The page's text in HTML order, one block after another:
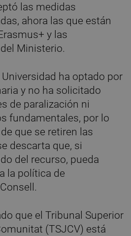
las medidas
ahora las que están
y las
Ministerio.
ha optado por
y no ha solicitado
de paralización ni
fundamentales, por lo
que se retiren las
descarta que, si
del recurso, pueda
la política de
que el Tribunal Superior
(TSJCV) está